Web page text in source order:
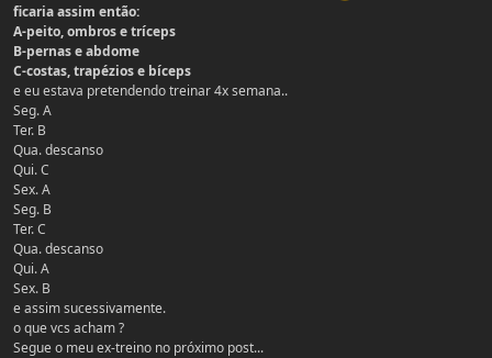
ficaria assim então:
A-peito, ombros e tríceps
B-pernas e abdome
C-costas, trapézios e bíceps
e eu estava pretendendo treinar 4x semana..
Seg. A
Ter. B
Qua. descanso
Qui. C
Sex. A
Seg. B
Ter. C
Qua. descanso
Qui. A
Sex. B
e assim sucessivamente.
o que vcs acham ?
Segue o meu ex-treino no próximo post...